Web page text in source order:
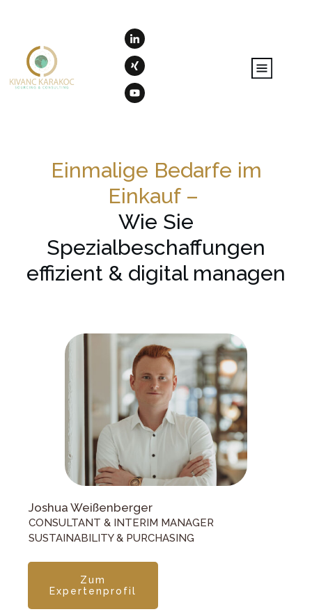
Einmalige Bedarfe im
Einkauf –
Wie Sie
Spezialbeschaffungen
effizient & digital managen
Joshua Weißenberger
CONSULTANT & INTERIM MANAGER
SUSTAINABILITY & PURCHASING
Zum
Expertenprofil